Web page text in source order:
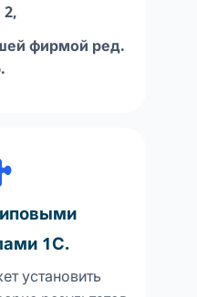
2,
фирмой ред.
1С.
установить